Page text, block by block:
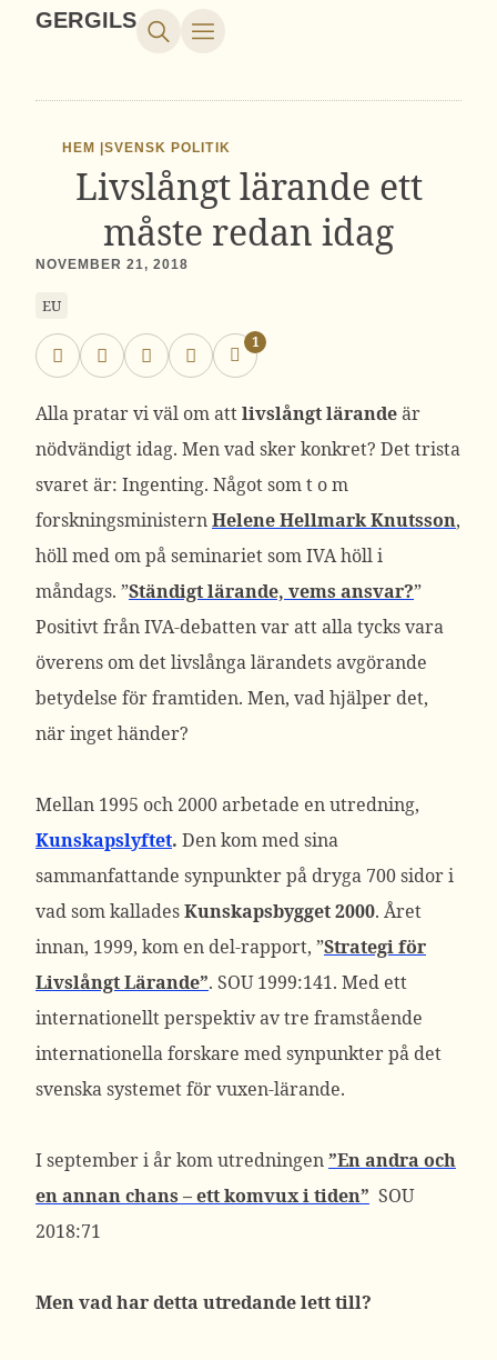
GERGILS
HEM |SVENSK POLITIK
Livslångt lärande ett
måste redan idag
NOVEMBER 21, 2018
EU
1
Alla pratar vi väl om attlivslångt lärandeär
nödvändigt idag. Men vad sker konkret? Det trista
svaret är: Ingenting. Något som t o m
forskningsministernHelene Hellmark Knutsson,
höll med om på seminariet som IVA höll i
måndags. ”Ständigt lärande, vems ansvar?”
Positivt från IVA-debatten var att alla tycks vara
överens om det livslånga lärandets avgörande
betydelse för framtiden. Men, vad hjälper det,
när inget händer?
Mellan 1995 och 2000 arbetade en utredning,
Kunskapslyftet. Den kom med sina
sammanfattande synpunkter på dryga 700 sidor i
vad som kalladesKunskapsbygget 2000. Året
innan, 1999, kom en del-rapport, ”Strategi för
Livslångt Lärande”. SOU 1999:141. Med ett
internationellt perspektiv av tre framstående
internationella forskare med synpunkter på det
svenska systemet för vuxen-lärande.
I september i år kom utredningen”En andra och
en annan chans – ett komvux i tiden” SOU
2018:71
Men vad har detta utredande lett till?